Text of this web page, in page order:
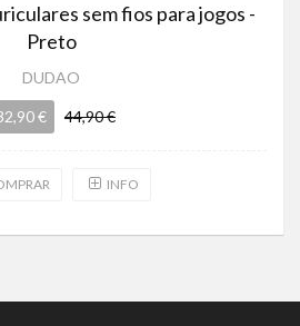
sem fios para jogos -
Preto
DUDAO
€ 44,90 €
INFO